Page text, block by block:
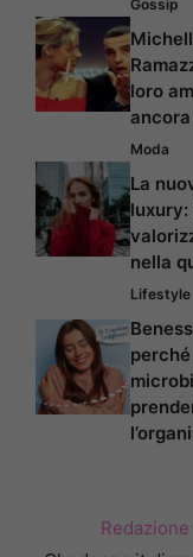
Gossip
loro
Moda
La
nella
Lifestyle
Redazione